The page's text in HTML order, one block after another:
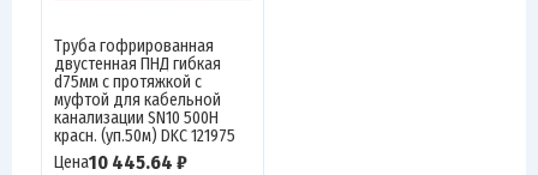
Труба гофрированная
двустенная ПНД гибкая
d75мм с протяжкой с
муфтой для кабельной
канализации SN10 500Н
красн. (уп.50м) DKC 121975
Цена10 445.64 ₽